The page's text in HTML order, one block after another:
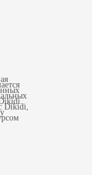
Dikidi,